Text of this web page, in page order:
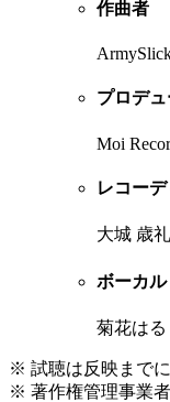
作曲者
プロデ
Moi
レコー
大城 歳礼
ボーカル
菊花はる
※ 試聴は反映まで
※ 著作権管理事業